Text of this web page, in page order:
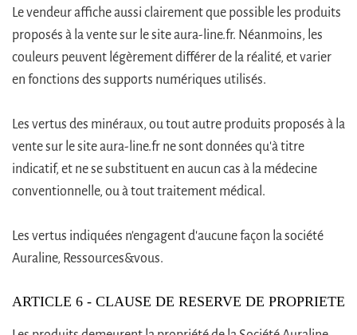
Le vendeur affiche aussi clairement que possible les produits
proposés à la vente sur le site aura-line.fr. Néanmoins, les
couleurs peuvent légèrement différer de la réalité, et varier
en fonctions des supports numériques utilisés.
Les vertus des minéraux, ou tout autre produits proposés à la
vente sur le site aura-line.fr ne sont données qu'à titre
indicatif, et ne se substituent en aucun cas à la médecine
conventionnelle, ou à tout traitement médical.
Les vertus indiquées n'engagent d'aucune façon la société
Auraline, Ressources&vous.
ARTICLE 6 - CLAUSE DE RESERVE DE PROPRIETE